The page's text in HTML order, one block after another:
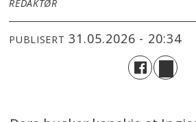
REDAKTØR
PUBLISERT 31.05.2026 - 20:34